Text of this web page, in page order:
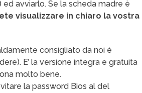
avviarlo. Se la scheda madre è
visualizzare in chiaro la vostra
consigliato da noi è
E’ la versione integra e gratuita
molto bene.
la password Bios al del